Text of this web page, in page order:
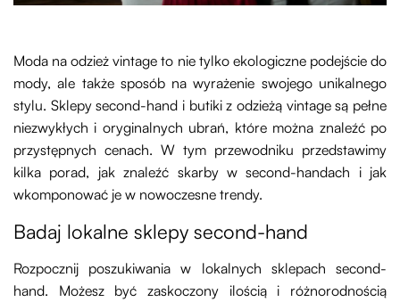
Moda na odzież vintage to nie tylko ekologiczne podejście do
mody, ale także sposób na wyrażenie swojego unikalnego
stylu. Sklepy second-hand i butiki z odzieżą vintage są pełne
niezwykłych i oryginalnych ubrań, które można znaleźć po
przystępnych cenach. W tym przewodniku przedstawimy
kilka porad, jak znaleźć skarby w second-handach i jak
wkomponować je w nowoczesne trendy.
Badaj lokalne sklepy second-hand
Rozpocznij poszukiwania w lokalnych sklepach second-
hand. Możesz być zaskoczony ilością i różnorodnością